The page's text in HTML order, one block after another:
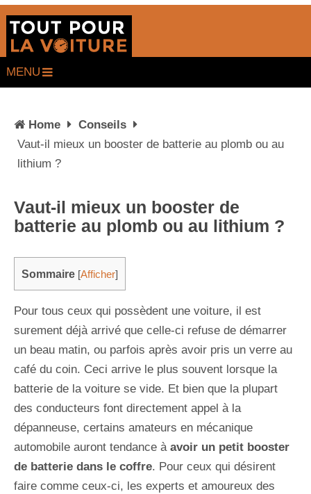
MENU
Home
Conseils
Vaut-il mieux un booster de batterie au plomb ou au
lithium ?
Vaut-il mieux un booster de
batterie au plomb ou au lithium ?
Sommaire [Afficher]
Pour tous ceux qui possèdent une voiture, il est
surement déjà arrivé que celle-ci refuse de démarrer
un beau matin, ou parfois après avoir pris un verre au
café du coin. Ceci arrive le plus souvent lorsque la
batterie de la voiture se vide. Et bien que la plupart
des conducteurs font directement appel à la
dépanneuse, certains amateurs en mécanique
automobile auront tendance à avoir un petit booster
de batterie dans le coffre. Pour ceux qui désirent
faire comme ceux-ci, les experts et amoureux des